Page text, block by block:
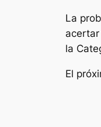
La
la
El